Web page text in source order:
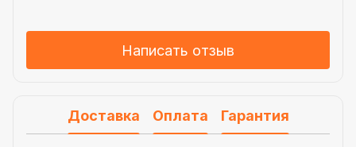
Написать отзыв
Доставка Оплата Гарантия